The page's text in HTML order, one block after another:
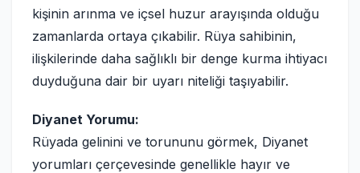
kişinin arınma ve içsel huzur arayışında olduğu
zamanlarda ortaya çıkabilir. Rüya sahibinin,
ilişkilerinde daha sağlıklı bir denge kurma ihtiyacı
duyduğuna dair bir uyarı niteliği taşıyabilir.
Diyanet Yorumu:
Rüyada gelinini ve torununu görmek, Diyanet
yorumları çerçevesinde genellikle hayır ve